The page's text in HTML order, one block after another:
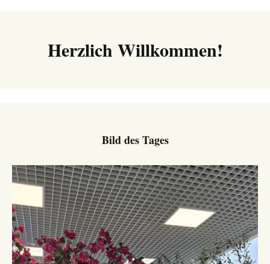
Herzlich Willkommen!
Bild des Tages